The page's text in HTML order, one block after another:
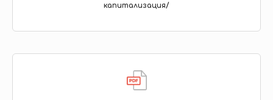
капитализация/